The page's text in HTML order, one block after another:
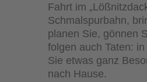
Fahrt im
Schmalspurbahn,
planen Sie, gönnen
folgen auch Taten:
Sie etwas ganz
nach Hause.